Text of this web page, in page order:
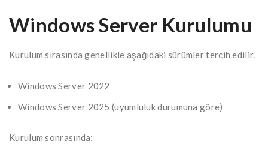
Windows Server Kurulumu
Kurulum sırasında genellikle aşağıdaki sürümler tercih edilir.
Windows Server 2022
Windows Server 2025 (uyumluluk durumuna göre)
Kurulum sonrasında;